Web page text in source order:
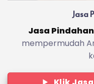
Jasa
Jasa
mempermudah